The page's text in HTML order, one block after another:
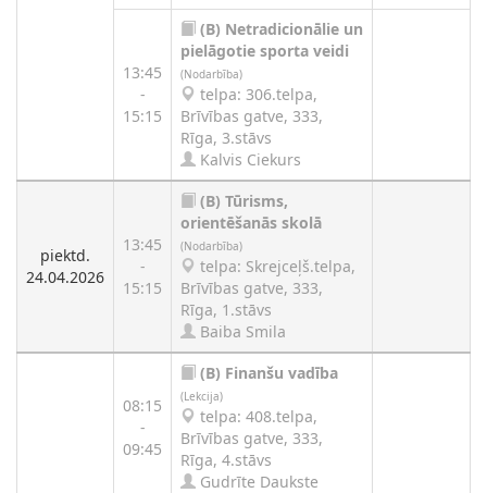
13:45
-
15:15
(B) Netradicionālie un
pielāgotie sporta veidi
(Nodarbība)
telpa: 306.telpa,
Brīvības gatve, 333,
Rīga, 3.stāvs
Kalvis Ciekurs
piektd.
24.04.2026
13:45
-
15:15
(B) Tūrisms,
orientēšanās skolā
(Nodarbība)
telpa: Skrejceļš.telpa,
Brīvības gatve, 333,
Rīga, 1.stāvs
Baiba Smila
08:15
-
09:45
(B) Finanšu vadība
(Lekcija)
telpa: 408.telpa,
Brīvības gatve, 333,
Rīga, 4.stāvs
Gudrīte Daukste